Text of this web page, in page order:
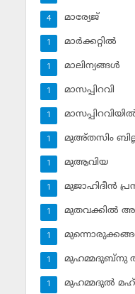
മാര്യേജ്
4
മാര്‍ക്കറ്റില്‍
1
മാലിന്യങ്ങള്‍
1
മാസപ്പിറവി
1
1
മുഅ്തസിം
1
മുആവിയ
1
മുജാഹിദീന്‍
1
മുതവക്കില്‍
1
1
മുഹമ്മദുബ്‌നു
1
മുഹമ്മദുല്‍
1